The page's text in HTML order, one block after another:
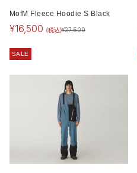
MofM Fleece Hoodie S Black
¥16,500 (税込)¥27,500
SALE